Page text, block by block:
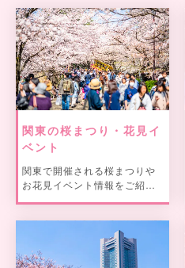
関東の桜まつり・花見イ
ベント
関東で開催される桜まつりや
お花見イベント情報をご紹
介。